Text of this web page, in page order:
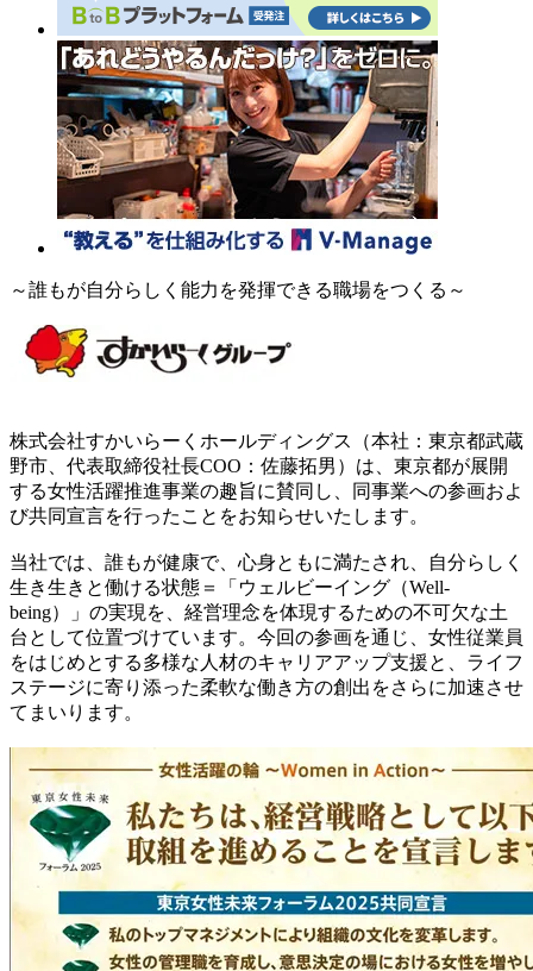
～誰もが自分らしく能力を発揮できる職場をつくる～
株式会社すかいらーくホールディングス（本社：東京都武蔵
野市、代表取締役社長COO：佐藤拓男）は、東京都が展開
する女性活躍推進事業の趣旨に賛同し、同事業への参画およ
び共同宣言を行ったことをお知らせいたします。
当社では、誰もが健康で、心身ともに満たされ、自分らしく
生き生きと働ける状態＝「ウェルビーイング（Well-
being）」の実現を、経営理念を体現するための不可欠な土
台として位置づけています。今回の参画を通じ、女性従業員
をはじめとする多様な人材のキャリアアップ支援と、ライフ
ステージに寄り添った柔軟な働き方の創出をさらに加速させ
てまいります。